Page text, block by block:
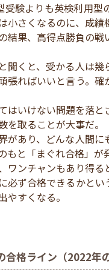
験よりも英検利用型
小さくなるのに、成績
結果、高得点勝負の戦
聞くと、受かる人は幾
張ればいいと言う。確
はいけない問題を落と
取ることが大事だ。
があり、どんな人間に
と「まぐれ合格」が
ワンチャンもあり得る
必ず合格できるかとい
すくなる。
格ライン（2022年